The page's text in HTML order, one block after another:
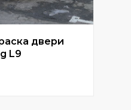
двери
L9